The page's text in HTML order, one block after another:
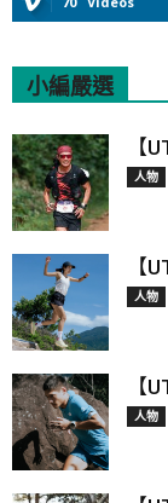
小編嚴選
【
人物
【
人物
【
人物